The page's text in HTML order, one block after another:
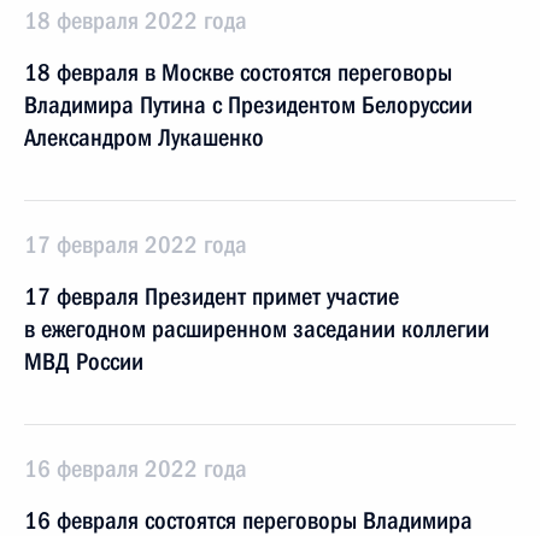
18 февраля 2022 года
18 февраля в Москве состоятся переговоры
Владимира Путина с Президентом Белоруссии
Александром Лукашенко
17 февраля 2022 года
17 февраля Президент примет участие
в ежегодном расширенном заседании коллегии
МВД России
16 февраля 2022 года
16 февраля состоятся переговоры Владимира